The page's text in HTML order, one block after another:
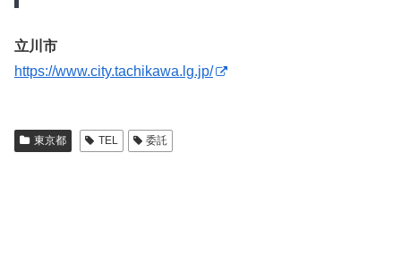
立川市
https://www.city.tachikawa.lg.jp/
東京都 TEL 委託